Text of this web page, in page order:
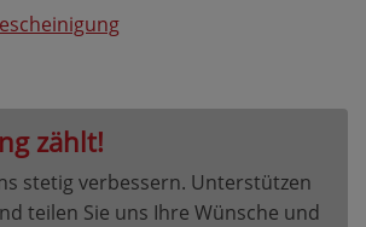
zählt!
stetig verbessern. Unterstützen
teilen Sie uns Ihre Wünsche und